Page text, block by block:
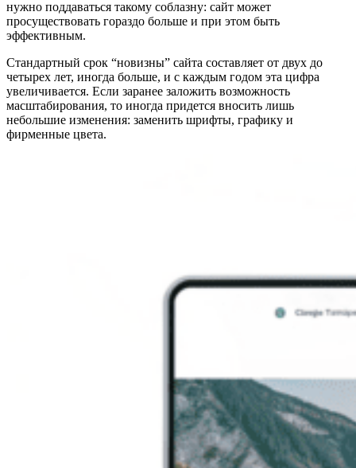
нужно поддаваться такому соблазну: сайт может
просуществовать гораздо больше и при этом быть
эффективным.
Стандартный срок “новизны” сайта составляет от двух до
четырех лет, иногда больше, и с каждым годом эта цифра
увеличивается. Если заранее заложить возможность
масштабирования, то иногда придется вносить лишь
небольшие изменения: заменить шрифты, графику и
фирменные цвета.